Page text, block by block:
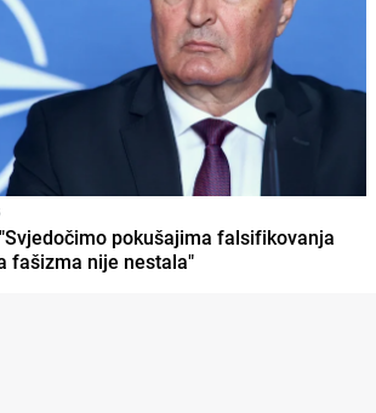
pokušajima falsifikovanja
fašizma nije nestala"